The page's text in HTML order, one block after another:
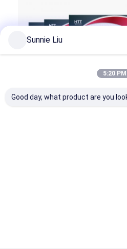
Sunnie Liu
5:20 PM
Good day, what product are you